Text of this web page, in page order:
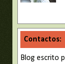
Contactos:
Blog escrito